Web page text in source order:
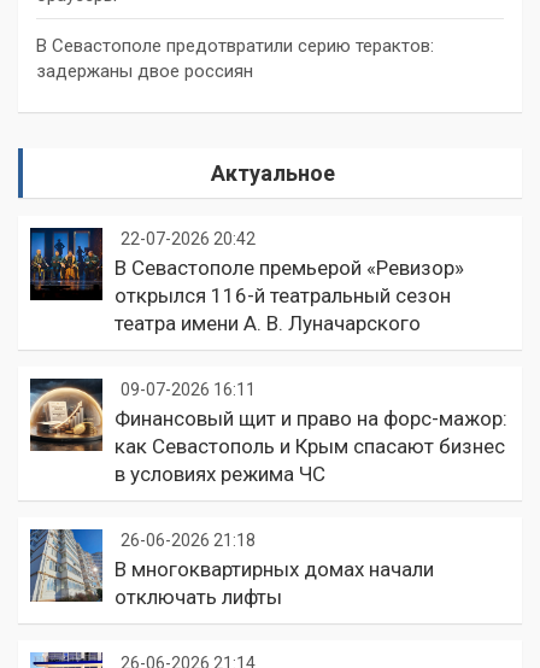
В Севастополе предотвратили серию терактов:
задержаны двое россиян
Актуальное
22-07-2026 20:42
В Севастополе премьерой «Ревизор»
открылся 116-й театральный сезон
театра имени А. В. Луначарского
09-07-2026 16:11
Финансовый щит и право на форс-мажор:
как Севастополь и Крым спасают бизнес
в условиях режима ЧС
26-06-2026 21:18
В многоквартирных домах начали
отключать лифты
26-06-2026 21:14